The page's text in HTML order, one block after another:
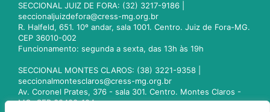
SECCIONAL JUIZ DE FORA: (32) 3217-9186 |
seccionaljuizdefora@cress-mg.org.br
R. Halfeld, 651. 10º andar, sala 1001. Centro. Juiz de Fora-MG.
CEP 36010-002
Funcionamento: segunda a sexta, das 13h às 19h
SECCIONAL MONTES CLAROS: (38) 3221-9358 |
seccionalmontesclaros@cress-mg.org.br
Av. Coronel Prates, 376 - sala 301. Centro. Montes Claros -
MG. CEP 39400-104